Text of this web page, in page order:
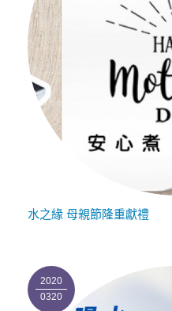
水之緣 母親節隆重獻禮
2020
0320